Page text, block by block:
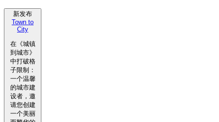
新发布
Town to
City
在《城镇
到城市》
中打破格
子限制：
一个温馨
的城市建
设者，邀
请您创建
一个美丽